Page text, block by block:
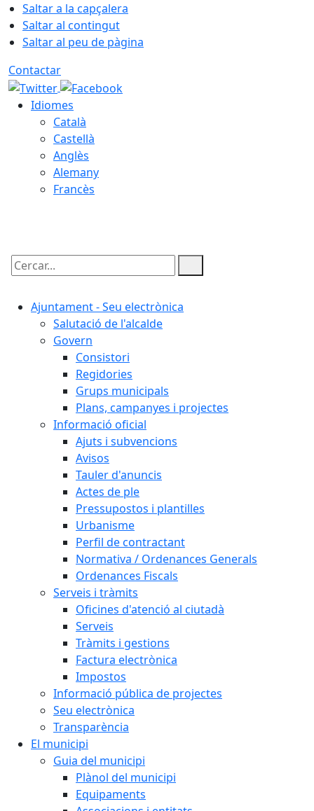
Saltar a la capçalera
Saltar al contingut
Saltar al peu de pàgina
Contactar
Idiomes
Català
Castellà
Anglès
Alemany
Francès
Cercar:
Ajuntament - Seu electrònica
Salutació de l'alcalde
Govern
Consistori
Regidories
Grups municipals
Plans, campanyes i projectes
Informació oficial
Ajuts i subvencions
Avisos
Tauler d'anuncis
Actes de ple
Pressupostos i plantilles
Urbanisme
Perfil de contractant
Normativa / Ordenances Generals
Ordenances Fiscals
Serveis i tràmits
Oficines d'atenció al ciutadà
Serveis
Tràmits i gestions
Factura electrònica
Impostos
Informació pública de projectes
Seu electrònica
Transparència
El municipi
Guia del municipi
Plànol del municipi
Equipaments